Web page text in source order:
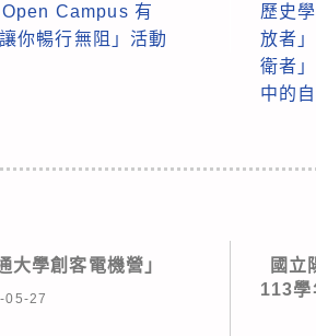
Campus 有
你暢行無阻」活動
歷史
放者
衛者
中的
大學創客電機營」
05-27
國立
113學